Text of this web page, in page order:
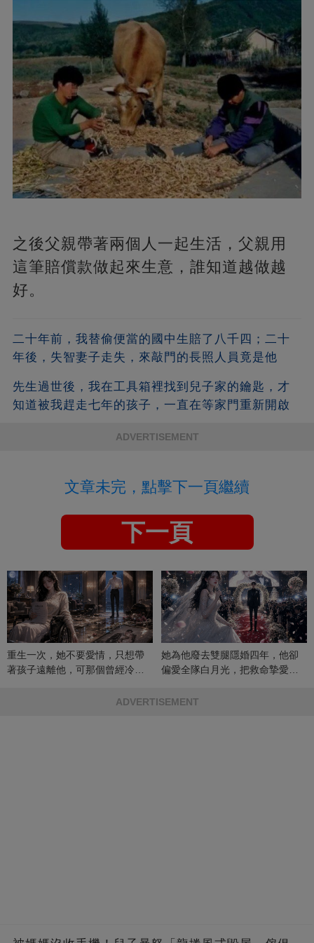
之後父親帶著兩個人一起生活，父親用
這筆賠償款做起來生意，誰知道越做越
好。
二十年前，我替偷便當的國中生賠了八千四；二十
年後，失智妻子走失，來敲門的長照人員竟是他
先生過世後，我在工具箱裡找到兒子家的鑰匙，才
知道被我趕走七年的孩子，一直在等家門重新開啟
ADVERTISEMENT
文章未完，點擊下一頁繼續
下一頁
重生一次，她不要愛情，只想帶
著孩子遠離他，可那個曾經冷漠
她為他廢去雙腿隱婚四年，他卻
偏愛全隊白月光，把救命摯愛當
ADVERTISEMENT